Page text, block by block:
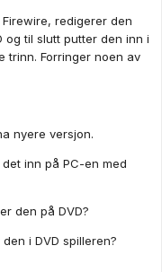
redigerer den
og til slutt putter den inn i
trinn. Forringer noen av
nyere versjon.
inn på PC-en med
den på DVD?
i DVD spilleren?